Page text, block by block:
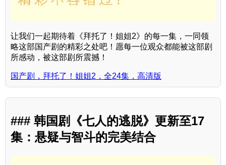
让我们一起期待着《拜托了！姐姐2》的每一集，一同领
略这部国产剧的精彩之处吧！愿每一位观众都能被这部剧
所感动，被这部剧所震撼！
国产剧，拜托了！姐姐2，全24集，高清版
### 韩国剧《七人的逃脱》更新至17
集：悬疑与智斗的完美结合